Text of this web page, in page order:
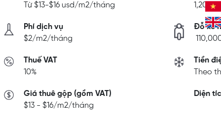
Từ $13-$16 usd/m2/tháng
Phí dịch vụ
$2/m2/tháng
Đỗ xe
Thuế VAT
10%
Tiền
Theo
Giá thuê gộp (gồm VAT)
$13 - $16/m2/tháng
Diện